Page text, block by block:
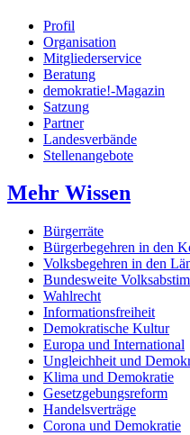
Profil
Organisation
Mitgliederservice
Beratung
demokratie!-Magazin
Satzung
Partner
Landesverbände
Stellenangebote
Mehr Wissen
Bürgerräte
Bürgerbegehren in den
Volksbegehren in den
Bundesweite
Wahlrecht
Informationsfreiheit
Demokratische Kultur
Europa und International
Ungleichheit und
Klima und Demokratie
Gesetzgebungsreform
Handelsverträge
Corona und Demokratie